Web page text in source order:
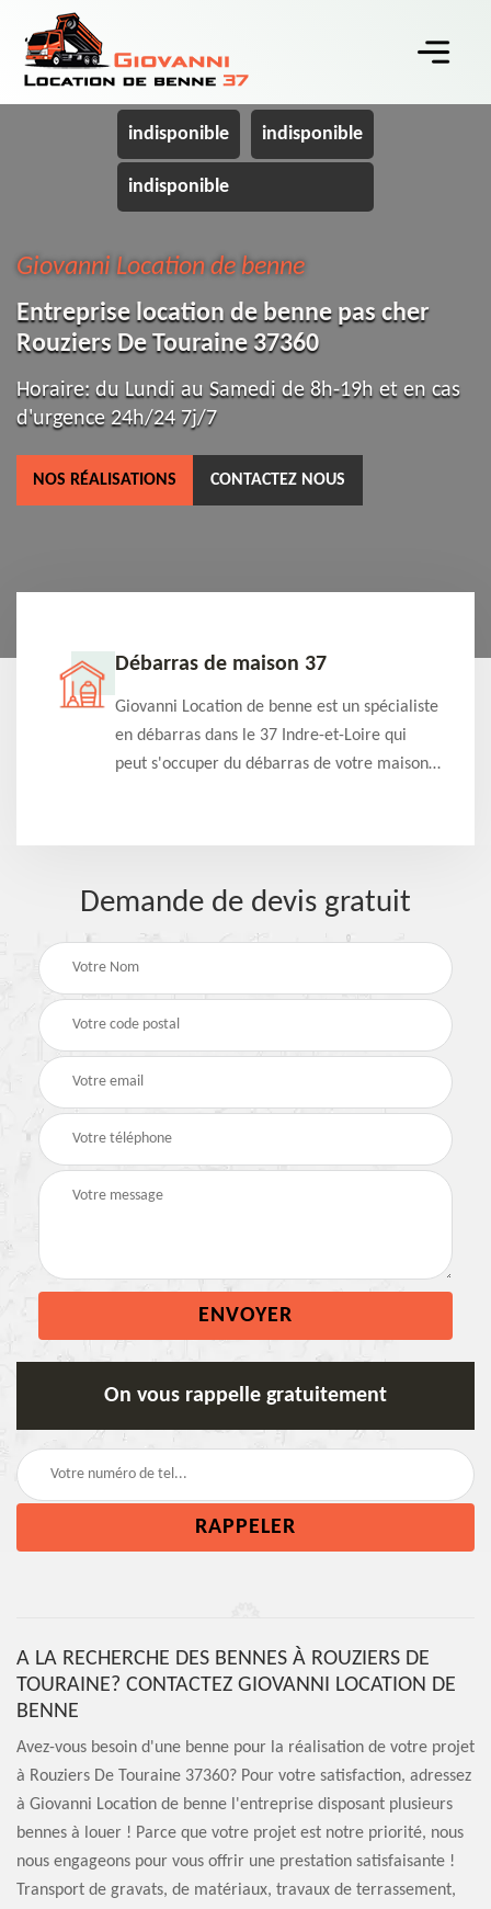
indisponible indisponible
indisponible
Giovanni Location de benne
Entreprise location de benne pas cher
Rouziers De Touraine 37360
Horaire: du Lundi au Samedi de 8h-19h et en cas
d'urgence 24h/24 7j/7
NOS RÉALISATIONS CONTACTEZ NOUS
Débarras de maison 37
Giovanni Location de benne est un spécialiste
en débarras dans le 37 Indre-et-Loire qui
peut s'occuper du débarras de votre maison
Demande de devis gratuit
On vous rappelle gratuitement
A LA RECHERCHE DES BENNES À ROUZIERS DE
TOURAINE? CONTACTEZ GIOVANNI LOCATION DE
BENNE
Avez-vous besoin d'une benne pour la réalisation de votre projet
à Rouziers De Touraine 37360? Pour votre satisfaction, adressez
à Giovanni Location de benne l'entreprise disposant plusieurs
bennes à louer ! Parce que votre projet est notre priorité, nous
nous engageons pour vous offrir une prestation satisfaisante !
Transport de gravats, de matériaux, travaux de terrassement,